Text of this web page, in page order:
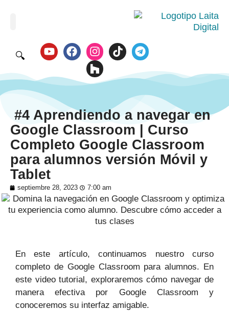
🔍
#4 Aprendiendo a navegar en
Google Classroom | Curso
Completo Google Classroom
para alumnos versión Móvil y
Tablet
septiembre 28, 2023 7:00 am
En este artículo, continuamos nuestro curso
completo de Google Classroom para alumnos. En
este video tutorial, exploraremos cómo navegar de
manera efectiva por Google Classroom y
conoceremos su interfaz amigable.